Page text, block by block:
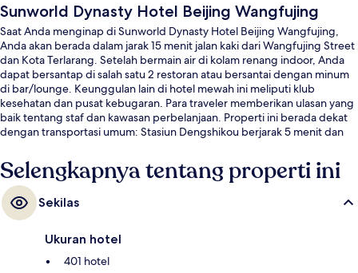
Sunworld Dynasty Hotel Beijing Wangfujing
Saat Anda menginap di Sunworld Dynasty Hotel Beijing Wangfujing,
Anda akan berada dalam jarak 15 menit jalan kaki dari Wangfujing Street
dan Kota Terlarang. Setelah bermain air di kolam renang indoor, Anda
dapat bersantap di salah satu 2 restoran atau bersantai dengan minum
di bar/lounge. Keunggulan lain di hotel mewah ini meliputi klub
kesehatan dan pusat kebugaran. Para traveler memberikan ulasan yang
baik tentang staf dan kawasan perbelanjaan. Properti ini berada dekat
dengan transportasi umum: Stasiun Dengshikou berjarak 5 menit dan
Selengkapnya tentang properti ini
Sekilas
Ukuran hotel
401 hotel